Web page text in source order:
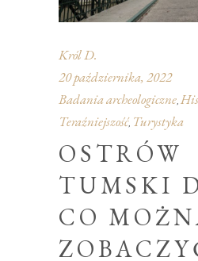
Król D.
20 października, 2022
Badania archeologiczne,
Teraźniejszość, Turystyka
OSTRÓW
TUMSKI
CO